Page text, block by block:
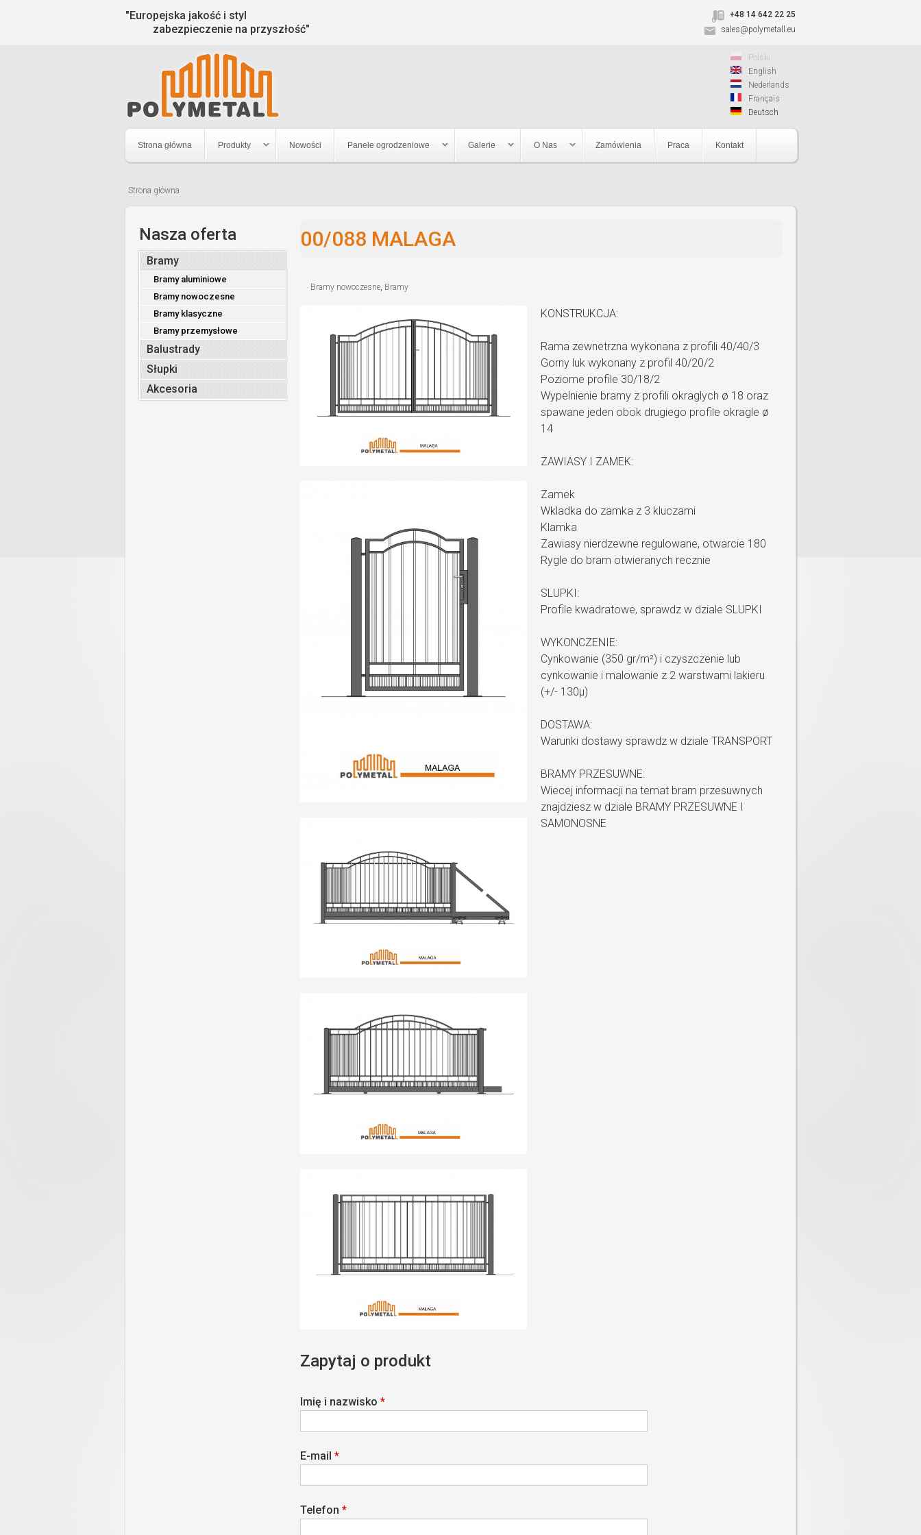
"Europejska jakość i styl
zabezpieczenie na przyszłość"
+48 14 642 22 25
sales@polymetall.eu
Polski
English
Nederlands
Français
Deutsch
Strona główna Produkty Nowości Panele ogrodzeniowe Galerie O Nas Zamówienia Praca Kontakt
tutaj
Strona główna
00/088 MALAGA
Bramy nowoczesne, Bramy
KONSTRUKCJA:
Rama zewnetrzna wykonana z profili 40/40/3
Gorny luk wykonany z profil 40/20/2
Poziome profile 30/18/2
Wypelnienie bramy z profili okraglych ø 18 oraz
spawane jeden obok drugiego profile okragle ø
14
ZAWIASY I ZAMEK:
Zamek
Wkladka do zamka z 3 kluczami
Klamka
Zawiasy nierdzewne regulowane, otwarcie 180
Rygle do bram otwieranych recznie
SLUPKI:
Profile kwadratowe, sprawdz w dziale SLUPKI
WYKONCZENIE:
Cynkowanie (350 gr/m²) i czyszczenie lub
cynkowanie i malowanie z 2 warstwami lakieru
(+/- 130µ)
DOSTAWA:
Warunki dostawy sprawdz w dziale TRANSPORT
BRAMY PRZESUWNE:
Wiecej informacji na temat bram przesuwnych
znajdziesz w dziale BRAMY PRZESUWNE I
SAMONOSNE
Zapytaj o produkt
Imię i nazwisko *
E-mail *
Telefon *
Nasza oferta
Bramy
Bramy aluminiowe
Bramy nowoczesne
Bramy klasyczne
Bramy przemysłowe
Balustrady
Słupki
Akcesoria